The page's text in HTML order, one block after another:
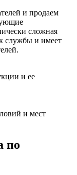
и продаем
сложная
службы и имеет
и ее
и мест
по